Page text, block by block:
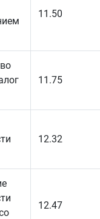
11.50
11.75
12.32
12.47